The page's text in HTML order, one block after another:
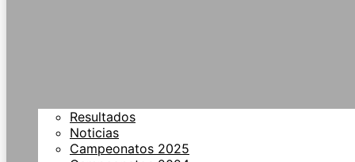
Resultados
Noticias
Campeonatos 2025